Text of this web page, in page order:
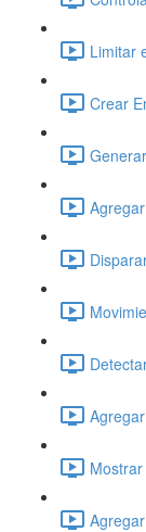
Limitar
Crear